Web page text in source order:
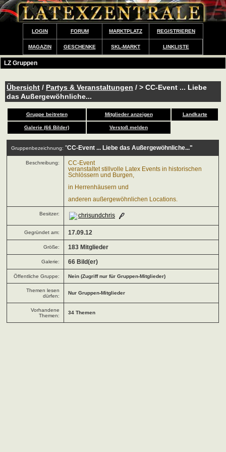
LOGIN FORUM MARKTPLATZ REGISTRIEREN
MAGAZIN GESCHENKE SKL-MARKT LINKLISTE
LZ Gruppen
Übersicht / Partys & Veranstaltungen / > CC-Event ... Liebe
das Außergewöhnliche...
Gruppe beitreten Mitglieder anzeigen Landkarte
Galerie (66 Bilder) Verstoß melden
Gruppenbezeichnung: "CC-Event ... Liebe das Außergewöhnliche..."
Beschreibung:
CC-Event
veranstaltet stillvolle Latex Events in historischen
Schlössern und Burgen,
in Herrenhäusern und
anderen außergewöhnlichen Locations.
Besitzer: chrisundchris
Gegründet am: 17.09.12
Größe: 183 Mitglieder
Galerie: 66 Bild(er)
Öffentliche Gruppe: Nein (Zugriff nur für Gruppen-Mitglieder)
Themen lesen
dürfen:
Nur Gruppen-Mitglieder
Vorhandene
Themen:
34 Themen